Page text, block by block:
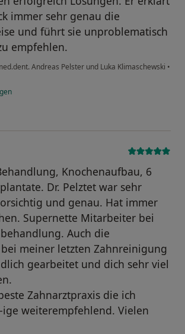
immer sehr genau die
und führt sie unproblematisch
empfehlen.
Andreas Pelster und Luka Klimaschewski •
Knochenaufbau, 6
Dr. Pelztet war sehr
und genau. Hat immer
Supernette Mitarbeiter bei
Auch die
meiner letzten Zahnreinigung
gearbeitet und dich sehr viel
Zahnarztpraxis die ich
ige weiterempfehlend. Vielen